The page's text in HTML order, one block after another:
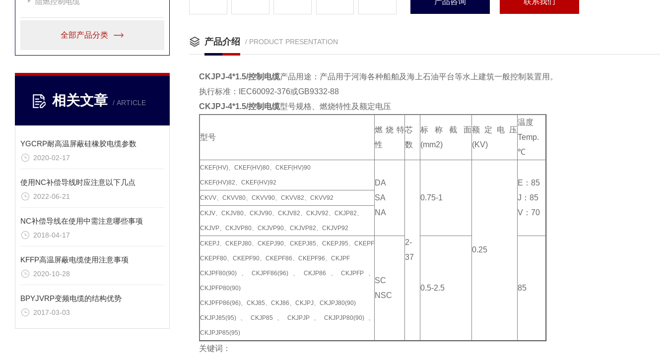
全部产品分类
相关文章 / ARTICLE
YGCRP耐高温屏蔽硅橡胶电缆参数
2020-02-17
使用NC补偿导线时应注意以下几点
2022-06-21
NC补偿导线在使用中需注意哪些事项
2018-04-17
KFFP高温屏蔽电缆使用注意事项
2020-10-28
BPYJVRP变频电缆的结构优势
2017-03-03
产品介绍 / PRODUCT PRESENTATION
CKJPJ-4*1.5/控制电缆产品用途：产品用于河海各种船舶及海上石油平台等水上建筑一般控制装置用。
执行标准：IEC60092-376或GB9332-88
CKJPJ-4*1.5/控制电缆型号规格、燃烧特性及额定电压
型号
燃烧特
性
芯
数
标称截面
(mm2)
额定电压
(KV)
温度
Temp.
℃
CKEF(HV)、CKEF(HV)80、CKEF(HV)90
CKEF(HV)82、CKEF(HV)92
DA
SA
NA
2-
37
0.75-1
0.25
E：85
J：85
V：70
CKVV、CKVV80、CKVV90、CKVV82、CKVV92
CKJV、CKJV80、CKJV90、CKJV82、CKJV92、CKJP82、
CKJVP、CKJVP80、CKJVP90、CKJVP82、CKJVP92
CKEPJ、CKEPJ80、CKEPJ90、CKEPJ85、CKEPJ95、CKEPF
CKEPF80、CKEPF90、CKEPF86、CKEPF96、CKJPF
CKJPF80(90)、CKJPF86(96)、CKJP86、CKJPFP、
CKJPFP80(90)
CKJPFP86(96)、CKJ85、CKJ86、CKJPJ、CKJPJ80(90)
CKJPJ85(95)、CKJP85、CKJPJP、CKJPJP80(90)、
CKJPJP85(95)
SC
NSC
0.5-2.5 85
关键词：